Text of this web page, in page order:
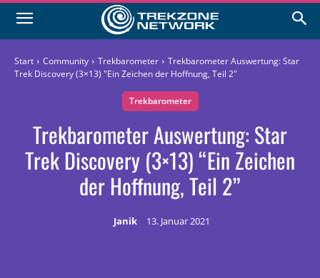
Start Community Trekbarometer
Trekbarometer Auswertung: Star
Trek Discovery (3×13) "Ein Zeichen der Hoffnung, Teil 2"
Trekbarometer
Trekbarometer Auswertung: Star
Trek Discovery (3×13) “Ein Zeichen
der Hoffnung, Teil 2”
Janik 13. Januar 2021